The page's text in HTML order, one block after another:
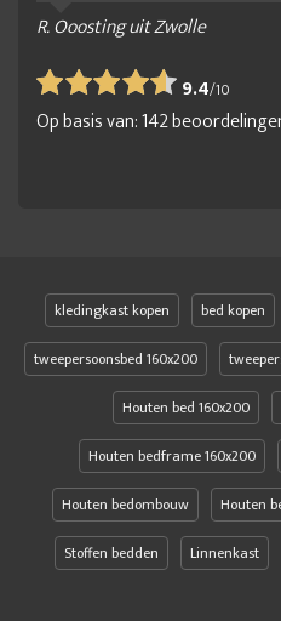
R. Ooosting uit Zwolle
9.4/10
Op basis van:142
kledingkast kopen bed kopen
tweepersoonsbed 160x200
Houten bed 160x200
Houten bedframe 160x200
Houten bedombouw
Houten
Stoffen bedden
Linnenkast